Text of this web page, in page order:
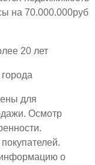
на 70.000.000руб
20 лет
для
Осмотр
о